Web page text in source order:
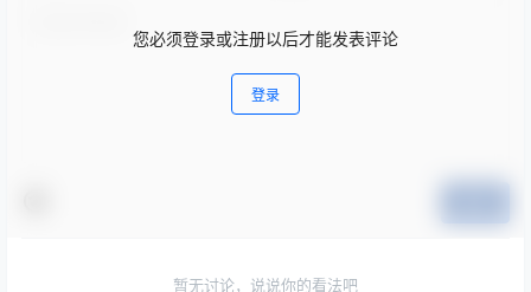
您必须登录或注册以后才能发表评论
登录
暂无讨论，说说你的看法吧